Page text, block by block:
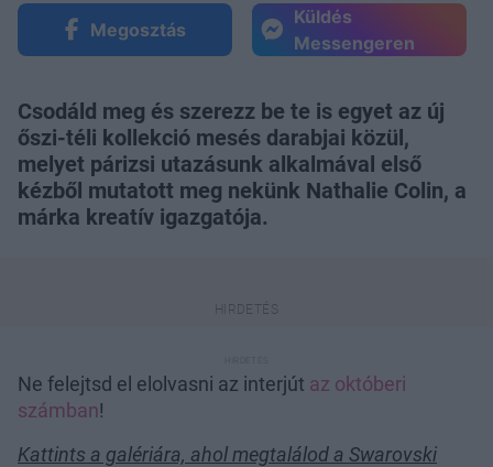
Megosztás
Küldés
Messengeren
Csodáld meg és szerezz be te is egyet az új
őszi-téli kollekció mesés darabjai közül,
melyet párizsi utazásunk alkalmával első
kézből mutatott meg nekünk Nathalie Colin, a
márka kreatív igazgatója.
Ne felejtsd el elolvasni az interjút az októberi
számban!
Kattints a galériára, ahol megtalálod a Swarovski